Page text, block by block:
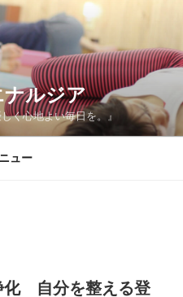
ルジア
く心地よい毎日を。』
ュー
化 自分を整える登